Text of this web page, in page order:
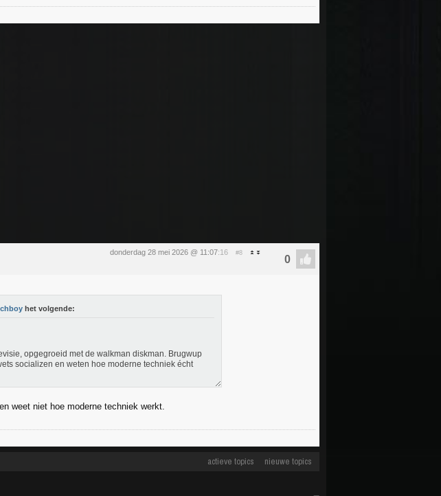
donderdag 28 mei 2026 @ 11:07:16 #8
het volgende:
opgegroeid met de walkman diskman. Brugwup
socializen en weten hoe moderne techniek écht
weet niet hoe moderne techniek werkt.
actieve topics nieuwe topics